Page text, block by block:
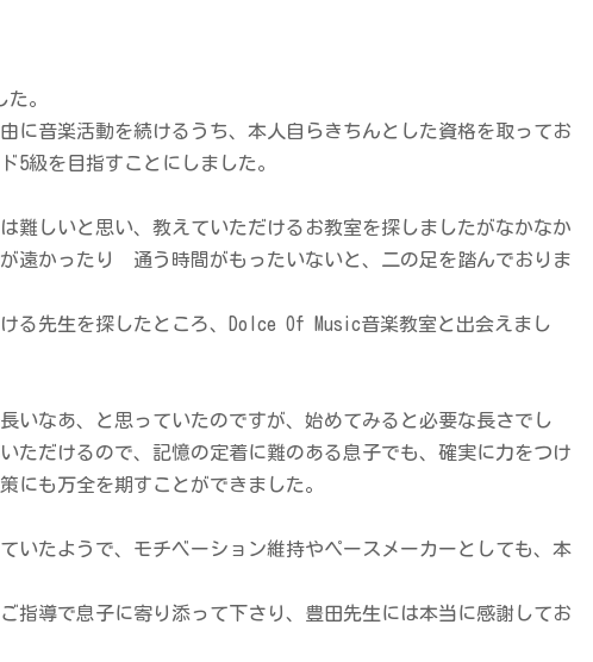
。
に音楽活動を続けるうち、本人自らきちんとした資格を取ってお
5級を目指すことにしました。
難しいと思い、教えていただけるお教室を探しましたがなかなか
遠かったり 通う時間がもったいないと、二の足を踏んでおりま
る先生を探したところ、Dolce Of Music音楽教室と出会えまし
いなあ、と思っていたのですが、始めてみると必要な長さでし
ただけるので、記憶の定着に難のある息子でも、確実に力をつけ
にも万全を期すことができました。
いたようで、モチベーション維持やペースメーカーとしても、本
指導で息子に寄り添って下さり、豊田先生には本当に感謝してお